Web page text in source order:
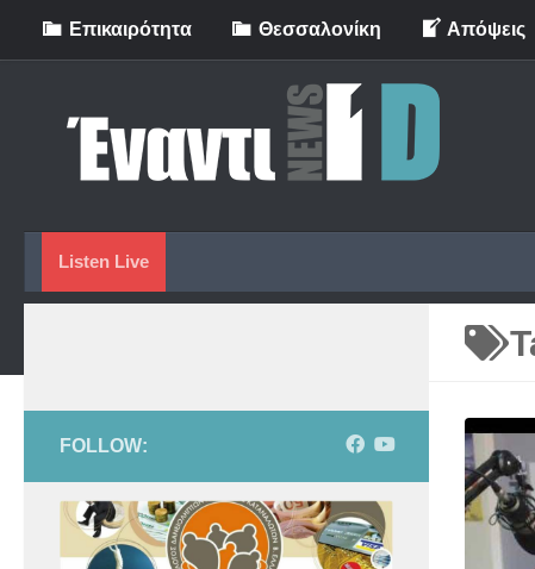
Skip to content
Eπικαιρότητα Θεσσαλονίκη Απόψεις
Listen Live
FOLLOW: